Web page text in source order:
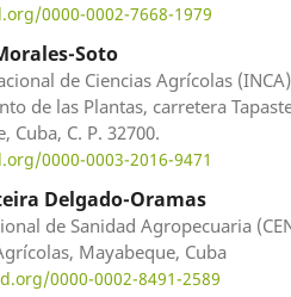
0000-0002-7668-1979
Soto
de Ciencias Agrícolas
de las Plantas, carretera
Cuba, C. P. 32700.
0000-0003-2016-9471
Delgado-Oramas
de Sanidad Agropecuaria
Mayabeque, Cuba
0000-0002-8491-2589